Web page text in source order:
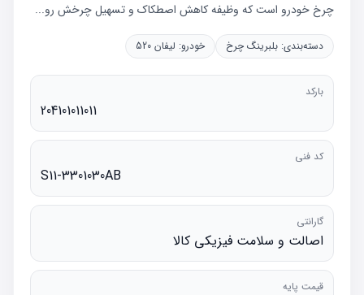
چرخ خودرو است که وظیفه کاهش اصطکاک و تسهیل چرخش رو...
دسته‌بندی: بلبرینگ چرخ خودرو: لیفان 520
بارکد
204101011011
کد فنی
S11-3301030AB
گارانتی
اصالت و سلامت فیزیکی کالا
قیمت پایه